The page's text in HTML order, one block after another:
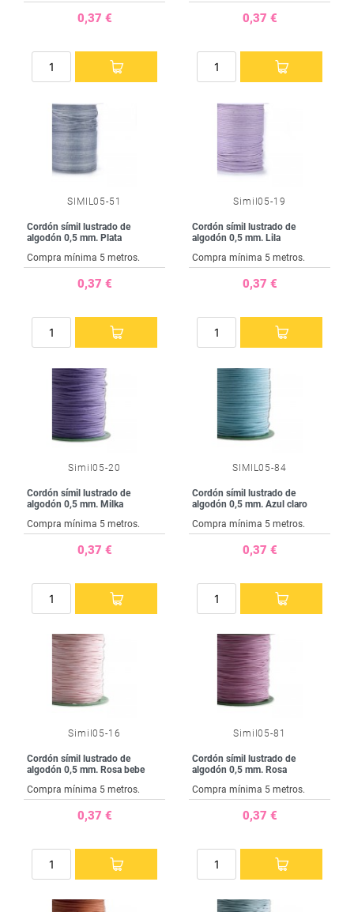
0,37 € 0,37 €
SIMIL05-51
Cordón símil lustrado de
algodón 0,5 mm. Plata
Compra mínima 5 metros.
0,37 €
Simil05-19
Cordón símil lustrado de
algodón 0,5 mm. Lila
Compra mínima 5 metros.
0,37 €
Simil05-20
Cordón símil lustrado de
algodón 0,5 mm. Milka
Compra mínima 5 metros.
0,37 €
SIMIL05-84
Cordón símil lustrado de
algodón 0,5 mm. Azul claro
Compra mínima 5 metros.
0,37 €
Simil05-16
Cordón símil lustrado de
algodón 0,5 mm. Rosa bebe
Compra mínima 5 metros.
0,37 €
Simil05-81
Cordón símil lustrado de
algodón 0,5 mm. Rosa
Compra mínima 5 metros.
0,37 €